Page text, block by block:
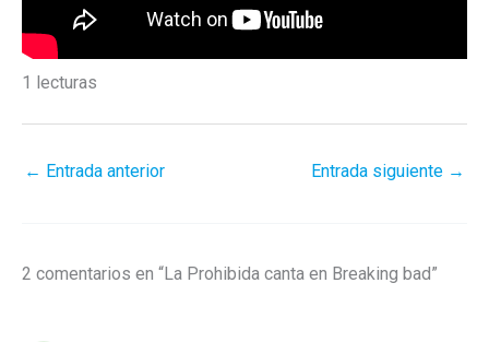
1 lecturas
← Entrada anterior Entrada siguiente →
2 comentarios en “La Prohibida canta en Breaking bad”